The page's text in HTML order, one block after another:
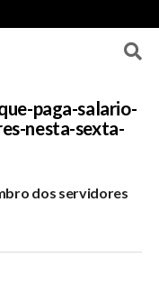
paga-salario-
nesta-sexta-
dos servidores